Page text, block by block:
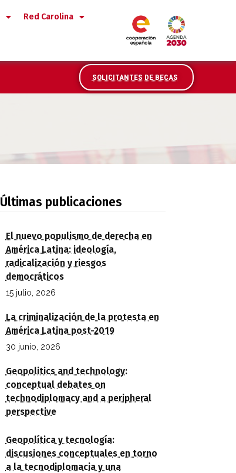
Red Carolina
SOLICITANTES DE BECAS
Últimas publicaciones
El nuevo populismo de derecha en
América Latina: ideología,
radicalización y riesgos
democráticos
15 julio, 2026
La criminalización de la protesta en
América Latina post-2019
30 junio, 2026
Geopolitics and technology:
conceptual debates on
technodiplomacy and a peripheral
perspective
Geopolítica y tecnología:
discusiones conceptuales en torno
a la tecnodiplomacia y una